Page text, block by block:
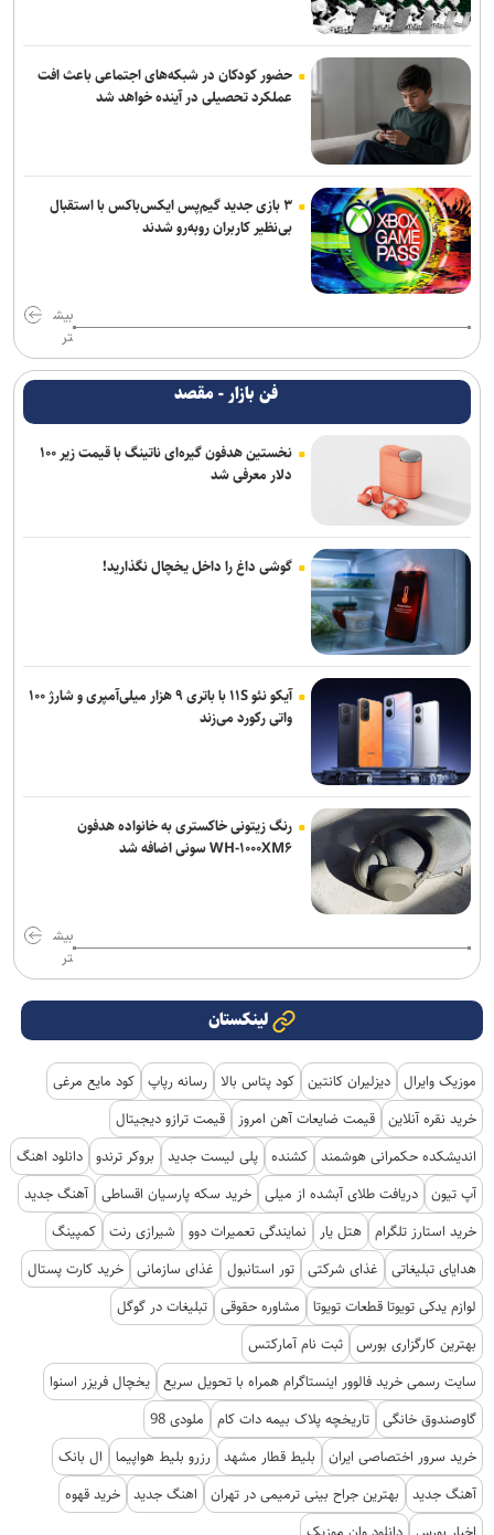
حضور کودکان در شبکه‌های اجتماعی باعث افت
عملکرد تحصیلی در آینده خواهد شد
۳ بازی جدید گیم‌پس ایکس‌باکس با استقبال
بی‌نظیر کاربران روبه‌رو شدند
بیش
تر
فن بازار - مقصد
نخستین هدفون گیره‌ای ناتینگ با قیمت زیر ۱۰۰
دلار معرفی شد
گوشی داغ را داخل یخچال نگذارید!
آیکو نئو ۱۱S با باتری ۹ هزار میلی‌آمپری و شارژ ۱۰۰
واتی رکورد می‌زند
رنگ زیتونی خاکستری به خانواده هدفون
WH-۱۰۰۰XM۶ سونی اضافه شد
بیش
تر
لینکستان
موزیک وایرال دیزلیران کانتین کود پتاس بالا رسانه رپاپ کود مایع مرغی
خرید نقره آنلاین قیمت ضایعات آهن امروز
قیمت ترازو دیجیتال
اندیشکده حکمرانی هوشمند کشنده پلی لیست جدید بروکر ترندو دانلود اهنگ
آپ تیون دریافت طلای آبشده از میلی خرید سکه پارسیان اقساطی آهنگ جدید
خرید استارز تلگرام هتل یار نمایندگی تعمیرات دوو شیرازی رنت کمپینگ
هدایای تبلیغاتی
غذای شرکتی تور استانبول غذای سازمانی خرید کارت پستال
لوازم یدکی تویوتا قطعات تویوتا
مشاوره حقوقی تبلیغات در گوگل
بهترین کارگزاری بورس ثبت نام آمارکتس
سایت رسمی خرید فالوور اینستاگرام همراه با تحویل سریع یخچال فریزر اسنوا
گاوصندوق خانگی تاریخچه پلاک بیمه دات کام
ملودی 98
خرید سرور اختصاصی ایران
بلیط قطار مشهد رزرو بلیط هواپیما
ال بانک
آهنگ جدید
بهترین جراح بینی ترمیمی در تهران اهنگ جدید خرید قهوه